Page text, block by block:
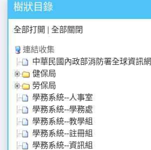
樹狀目錄
全部打開 全部關閉
連結收集
中華民國內政部消防署全球資訊網
健保局
勞保局
學務系統--人事室
學務系統--學務處
學務系統--教學組
學務系統--註冊組
學務系統--資訊組